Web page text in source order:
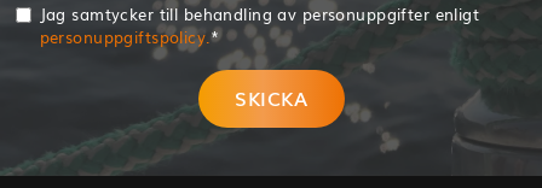
Jag samtycker till behandling av personuppgifter enligt
personuppgiftspolicy.*
SKICKA